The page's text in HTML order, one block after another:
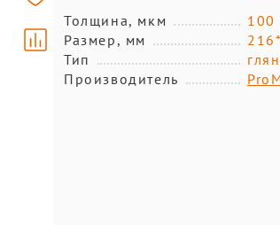
Толщина, мкм
100
Размер, мм
Тип
Производитель